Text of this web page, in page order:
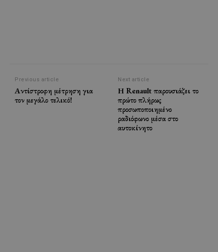
Previous article
Αντίστροφη μέτρηση για
τον μεγάλο τελικό!
Next article
Η Renault παρουσιάζει το
πρώτο πλήρως
προσωποποιημένο
ραδιόφωνο μέσα στο
αυτοκίνητο